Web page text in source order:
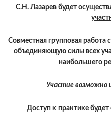
С.Н. Лазарев будет
Совместная групповая
объединяющую силы всех
наибольшего
Участие возможно
Доступ к практике будет